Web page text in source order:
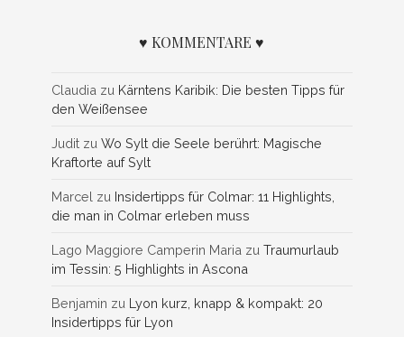
♥ KOMMENTARE ♥
Claudia zu Kärntens Karibik: Die besten Tipps für
den Weißensee
Judit zuWo Sylt die Seele berührt: Magische
Kraftorte auf Sylt
Marcel zu Insidertipps für Colmar: 11 Highlights,
die man in Colmar erleben muss
Lago Maggiore Camperin Maria zuTraumurlaub
im Tessin: 5 Highlights in Ascona
Benjamin zu Lyon kurz, knapp & kompakt: 20
Insidertipps für Lyon